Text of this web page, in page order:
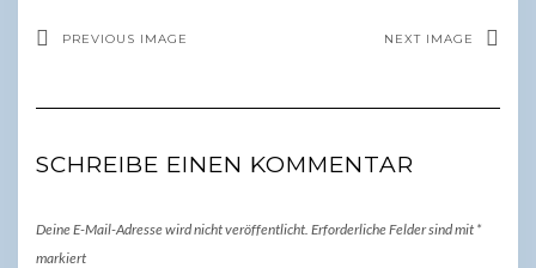
PREVIOUS IMAGE NEXT IMAGE
SCHREIBE EINEN KOMMENTAR
Deine E-Mail-Adresse wird nicht veröffentlicht. Erforderliche Felder sind mit *
markiert